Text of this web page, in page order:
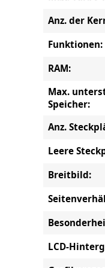
Anz. der
Funktionen:
RAM:
Max.
Speicher:
Anz.
Leere
Breitbild:
LCD-